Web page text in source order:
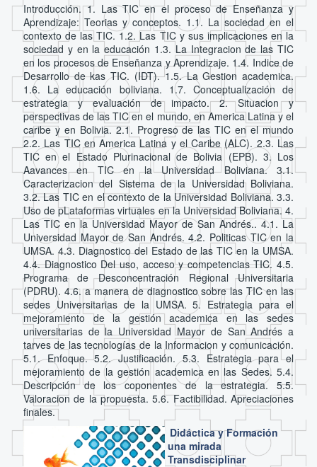
Introducción. 1. Las TIC en el proceso de Enseñanza y
Aprendizaje: Teorias y conceptos. 1.1. La sociedad en el
contexto de las TIC. 1.2. Las TIC y sus implicaciones en la
sociedad y en la educación 1.3. La Integracion de las TIC
en los procesos de Enseñanza y Aprendizaje. 1.4. Indice de
Desarrollo de kas TIC. (IDT). 1.5. La Gestion academica.
1.6. La educación boliviana. 1.7. Conceptualización de
estrategia y evaluación de impacto. 2. Situacion y
perspectivas de las TIC en el mundo, en America Latina y el
caribe y en Bolivia. 2.1. Progreso de las TIC en el mundo
2.2. Las TIC en America Latina y el Caribe (ALC). 2.3. Las
TIC en el Estado Plurinacional de Bolivia (EPB). 3. Los
Aavances en TIC en la Universidad Boliviana. 3.1.
Caracterizacion del Sistema de la Universidad Boliviana.
3.2. Las TIC en el contexto de la Universidad Boliviana. 3.3.
Uso de pLataformas virtuales en la Universidad Boliviana. 4.
Las TIC en la Universidad Mayor de San Andrés.. 4.1. La
Universidad Mayor de San Andrés. 4.2. Politicas TIC en la
UMSA. 4.3. Diagnostico del Estado de las TIC en la UMSA.
4.4. Diagnostico Del uso, acceso y competencias TIC. 4.5.
Programa de Desconcentración Regional Universitaria
(PDRU). 4.6. a manera de diagnostico sobre las TIC en las
sedes Universitarias de la UMSA. 5. Estrategia para el
mejoramiento de la gestión academica en las sedes
universitarias de la Universidad Mayor de San Andrés a
tarves de las tecnologías de la Informacion y comunicación.
5.1. Enfoque. 5.2. Justificación. 5.3. Estrategia para el
mejoramiento de la gestión academica en las Sedes. 5.4.
Descripción de los coponentes de la estrategia. 5.5.
Valoracion de la propuesta. 5.6. Factibilidad. Apreciaciones
finales.
Didáctica y Formación
una mirada
Transdisciplinar